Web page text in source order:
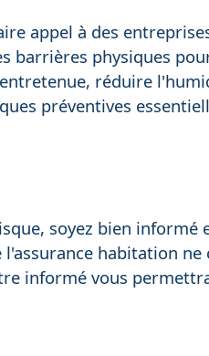
appel à des
barrières physiques
réduire
préventives
soyez bien informé
habitation ne
informé vous